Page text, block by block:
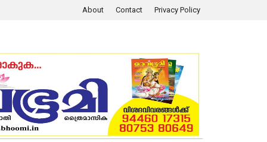
About Contact Privacy Policy